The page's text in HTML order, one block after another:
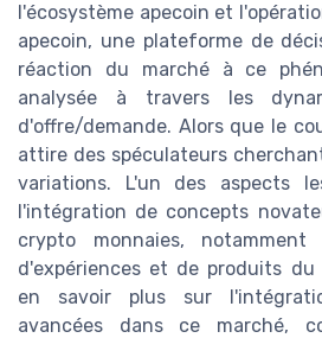
l'écosystème apecoin et
apecoin, une plateforme de
réaction du marché à ce
analysée à travers les
d'offre/demande. Alors que le
attire des spéculateurs
variations. L'un des aspects
l'intégration de concepts
crypto monnaies,
d'expériences et de produits du
en savoir plus sur
avancées dans ce marché,